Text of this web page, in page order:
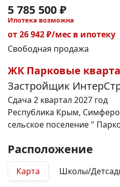
5 785 500 ₽
Ипотека возможна
от 26 942 ₽/мес в ипотеку
Свободная продажа
ЖК Парковые
Застройщик
Сдача 2 квартал 2027 год
Республика Крым,
сельское поселение "
Расположение
Карта Школы/